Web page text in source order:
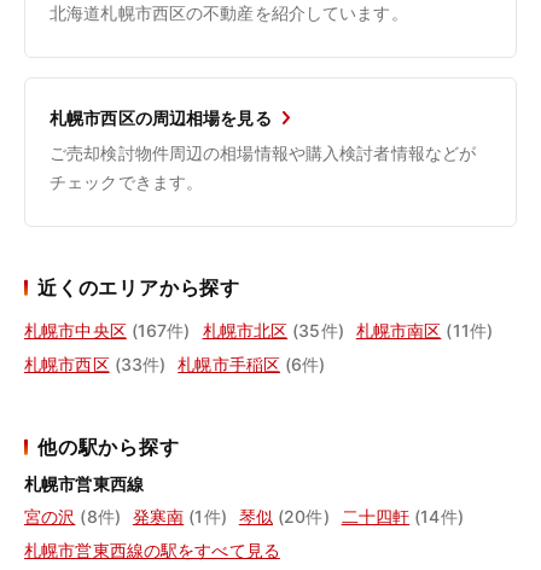
北海道札幌市西区の不動産を紹介しています。
札幌市西区の周辺相場を見る
ご売却検討物件周辺の相場情報や購入検討者情報などが
チェックできます。
近くのエリアから探す
札幌市中央区 (167件) 札幌市北区 (35件) 札幌市南区 (11件)
札幌市西区 (33件) 札幌市手稲区 (6件)
他の駅から探す
札幌市営東西線
宮の沢 (8件) 発寒南 (1件) 琴似 (20件) 二十四軒 (14件)
札幌市営東西線の駅をすべて見る